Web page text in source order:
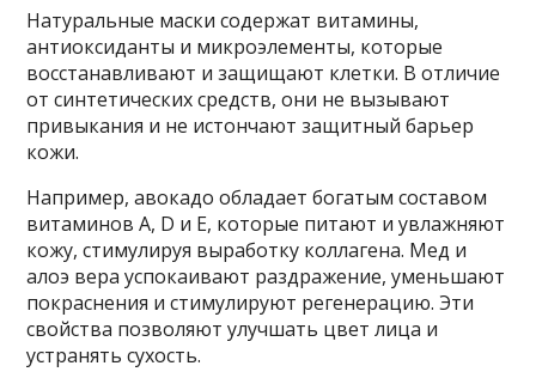
Натуральные маски содержат витамины,
антиоксиданты и микроэлементы, которые
восстанавливают и защищают клетки. В отличие
от синтетических средств, они не вызывают
привыкания и не истончают защитный барьер
кожи.
Например, авокадо обладает богатым составом
витаминов A, D и E, которые питают и увлажняют
кожу, стимулируя выработку коллагена. Мед и
алоэ вера успокаивают раздражение, уменьшают
покраснения и стимулируют регенерацию. Эти
свойства позволяют улучшать цвет лица и
устранять сухость.